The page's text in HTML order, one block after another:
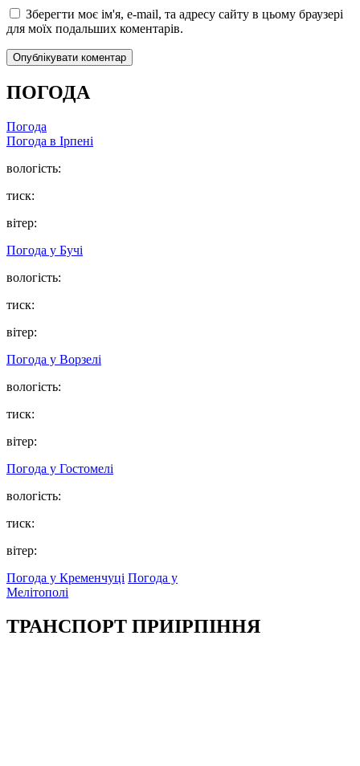
Зберегти моє ім'я, e-mail, та адресу сайту в цьому браузері
для моїх подальших коментарів.
ПОГОДА
Погода
Погода в Ірпені
вологість:
тиск:
вітер:
Погода у Бучі
вологість:
тиск:
вітер:
Погода у Ворзелі
вологість:
тиск:
вітер:
Погода у Гостомелі
вологість:
тиск:
вітер:
Погода у Кременчуці Погода у
Мелітополі
ТРАНСПОРТ ПРИІРПІННЯ